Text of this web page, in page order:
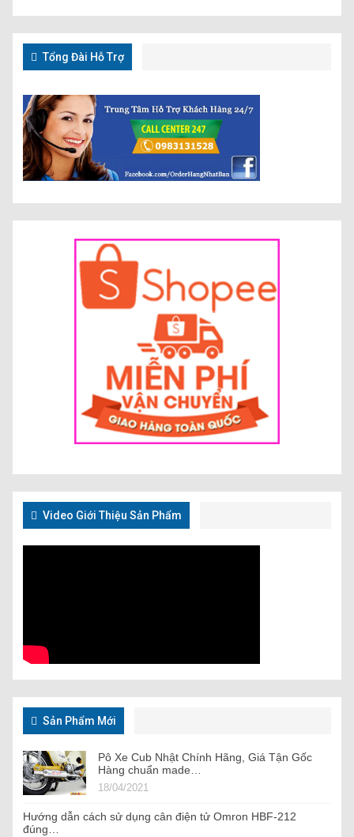
Tổng Đài Hỗ Trợ
Video Giới Thiệu Sản Phẩm
Sản Phẩm Mới
Pô Xe Cub Nhật Chính Hãng, Giá Tận Gốc
Hàng chuẩn made…
18/04/2021
Hướng dẫn cách sử dụng cân điện tử Omron HBF-212
đúng…